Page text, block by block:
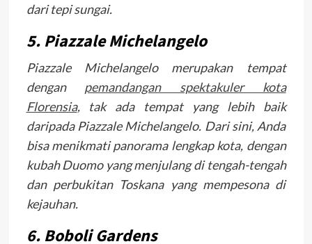
dari tepi sungai.
5. Piazzale Michelangelo
Piazzale Michelangelo merupakan tempat
dengan pemandangan spektakuler kota
Florensia, tak ada tempat yang lebih baik
daripada Piazzale Michelangelo. Dari sini, Anda
bisa menikmati panorama lengkap kota, dengan
kubah Duomo yang menjulang di tengah-tengah
dan perbukitan Toskana yang mempesona di
kejauhan.
6. Boboli Gardens